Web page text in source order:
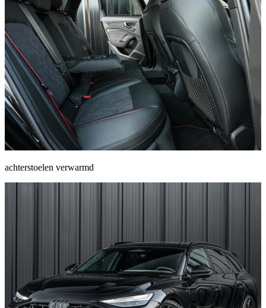
achterstoelen verwarmd